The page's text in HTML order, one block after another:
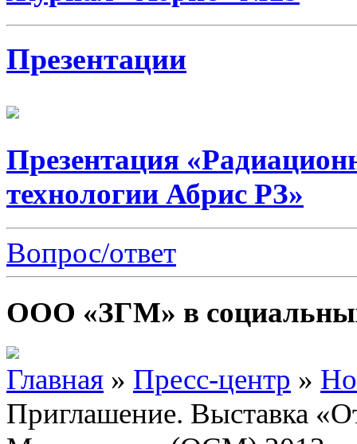
Презентации
Презентация
технологии Абрис РЗ»
Вопрос/ответ
ООО «ЗГМ» в
Главная » Пресс-центр »
Приглашение. Выставка